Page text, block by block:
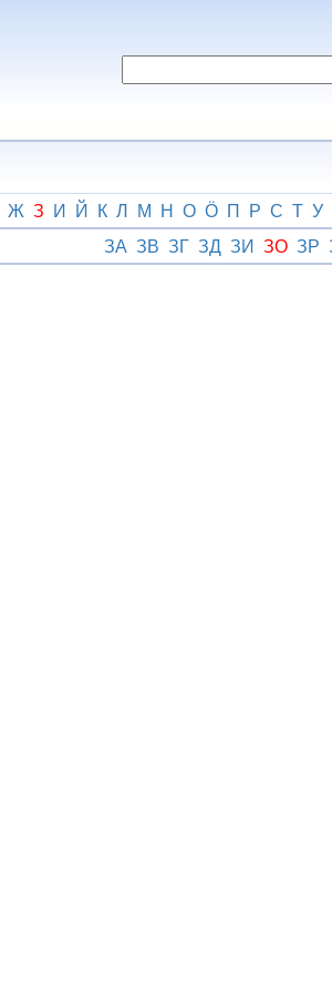
Ж З И Й К Л М Н О Ӧ П Р С Т У
ЗА ЗВ ЗГ ЗД ЗИ ЗО ЗР